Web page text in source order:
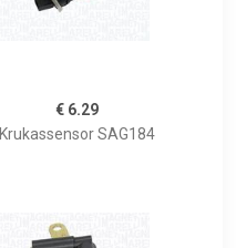
€ 6.29
Krukassensor SAG184